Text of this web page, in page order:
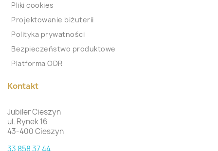
Pliki cookies
Projektowanie biżuterii
Polityka prywatności
Bezpieczeństwo produktowe
Platforma ODR
Kontakt
Jubiler Cieszyn
ul. Rynek 16
43-400 Cieszyn
33 858 37 44